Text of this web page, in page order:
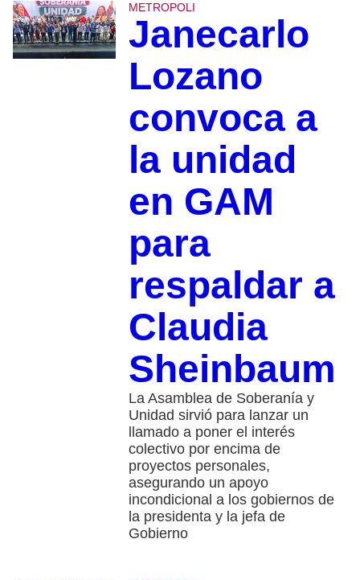
METROPOLI
Janecarlo
Lozano
convoca a
la unidad
en GAM
para
respaldar a
Claudia
Sheinbaum
La Asamblea de Soberanía y
Unidad sirvió para lanzar un
llamado a poner el interés
colectivo por encima de
proyectos personales,
asegurando un apoyo
incondicional a los gobiernos de
la presidenta y la jefa de
Gobierno